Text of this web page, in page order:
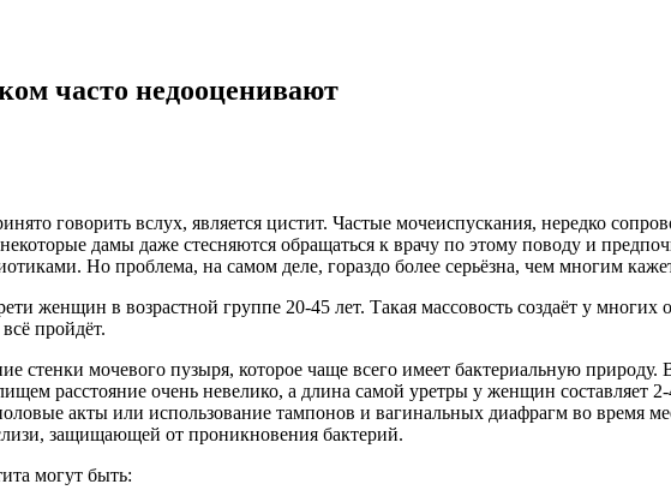
часто недооценивают
говорить вслух, является цистит. Частые мочеиспускания, нередко
дамы даже стесняются обращаться к врачу по этому поводу и
Но проблема, на самом деле, гораздо более серьёзна, чем многим
женщин в возрастной группе 20-45 лет. Такая массовость создаёт у многих
пройдёт.
стенки мочевого пузыря, которое чаще всего имеет бактериальную
расстояние очень невелико, а длина самой уретры у женщин составляет
акты или использование тампонов и вагинальных диафрагм во время
защищающей от проникновения бактерий.
могут быть: